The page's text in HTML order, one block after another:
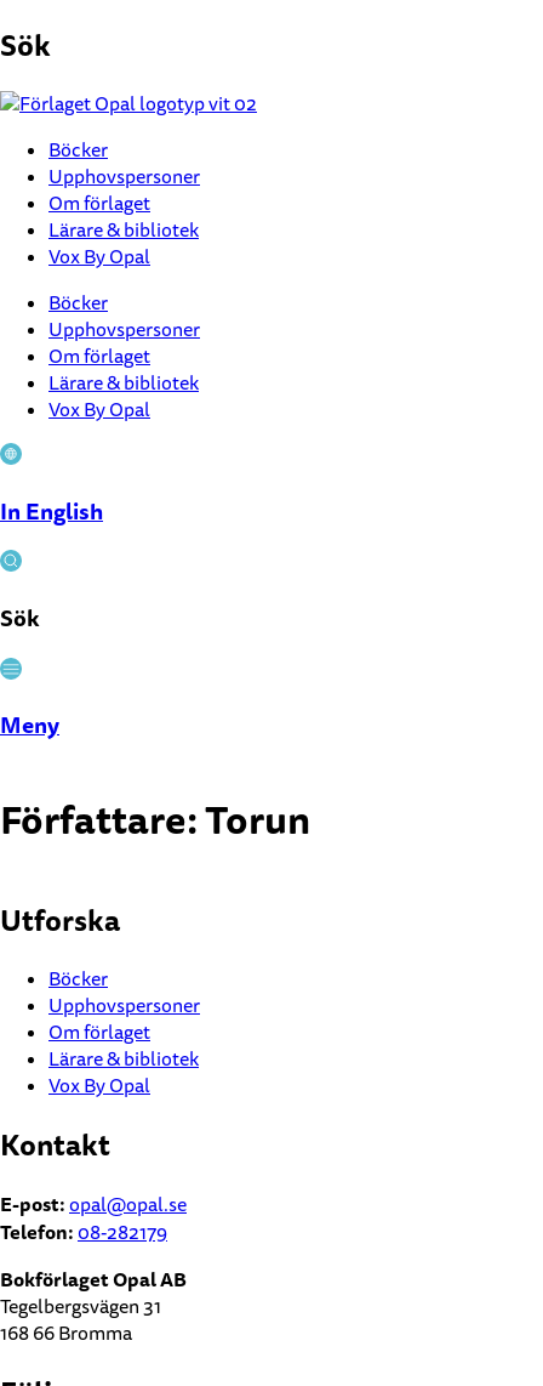
till
Sök
Böcker
Upphovspersoner
Om förlaget
Lärare & bibliotek
Vox By Opal
Böcker
Upphovspersoner
Om förlaget
Lärare & bibliotek
Vox By Opal
In English
Sök
Stäng
Meny
Författare:Torun
Utforska
Böcker
Upphovspersoner
Om förlaget
Lärare & bibliotek
Vox By Opal
Kontakt
E-post:opal@opal.se
Telefon:08-282179
Bokförlaget Opal AB
Tegelbergsvägen 31
168 66 Bromma